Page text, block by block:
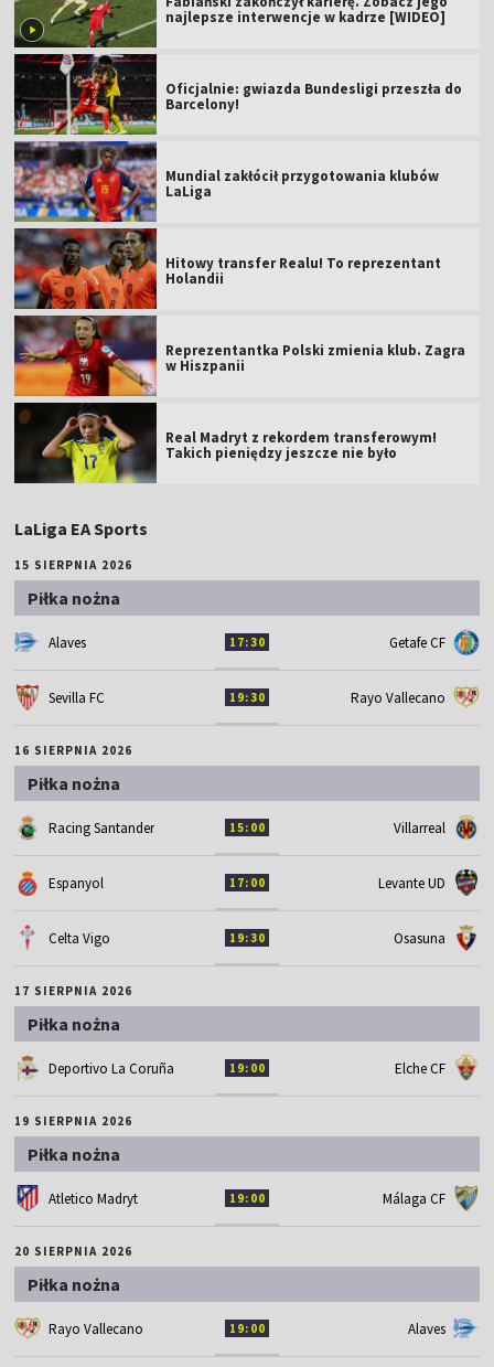
najlepsze interwencje w kadrze [WIDEO]
Oficjalnie: gwiazda Bundesligi przeszła do
Barcelony!
Mundial zakłócił przygotowania klubów
LaLiga
Hitowy transfer Realu! To reprezentant
Holandii
Reprezentantka Polski zmienia klub. Zagra
w Hiszpanii
Real Madryt z rekordem transferowym!
Takich pieniędzy jeszcze nie było
LaLiga EA Sports
15 SIERPNIA 2026
Piłka nożna
Alaves 17:30 Getafe CF
Sevilla FC 19:30 Rayo Vallecano
16 SIERPNIA 2026
Piłka nożna
Racing Santander 15:00 Villarreal
Espanyol 17:00 Levante UD
Celta Vigo 19:30 Osasuna
17 SIERPNIA 2026
Piłka nożna
Deportivo La Coruña 19:00 Elche CF
19 SIERPNIA 2026
Piłka nożna
Atletico Madryt 19:00 Málaga CF
20 SIERPNIA 2026
Piłka nożna
Rayo Vallecano 19:00 Alaves